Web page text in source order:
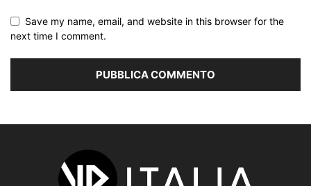
Save my name, email, and website in this browser for the
next time I comment.